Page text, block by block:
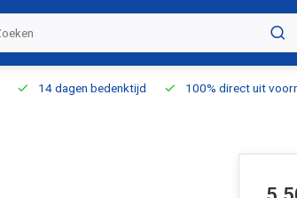
14 dagen bedenktijd 100% direct uit